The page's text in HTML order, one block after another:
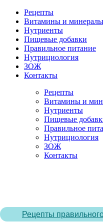
Рецепты
Витамины и минералы
Нутриенты
Пищевые добавки
Правильное питание
Нутрициология
ЗОЖ
Контакты
Рецепты
Витамины и
Нутриенты
Пищевые
Правильное
Нутрициология
ЗОЖ
Контакты
Рецепты